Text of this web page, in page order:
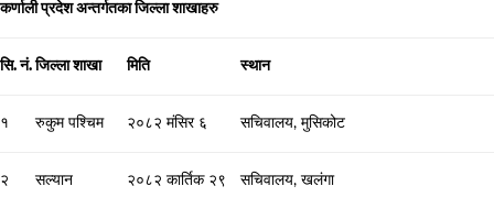
कर्णाली प्रदेश अन्तर्गतका जिल्ला शाखाहरु
सि. नं. जिल्ला शाखा मिति स्थान
१ रुकुम पश्चिम २०८२ मंसिर ६ सचिवालय, मुसिकोट
२ सल्यान २०८२ कार्तिक २९ सचिवालय, खलंगा